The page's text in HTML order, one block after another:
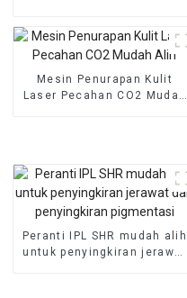
Mesin Penurapan Kulit
Laser Pecahan CO2 Mudah
Peranti IPL SHR mudah alih
untuk penyingkiran jerawat